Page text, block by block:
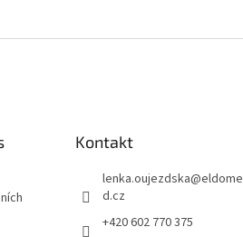
Kontakt
lenka.oujezdska@eldome
d.cz
+420 602 770 375